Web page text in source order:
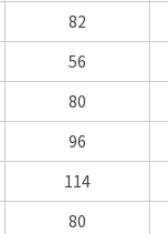
82
56
80
96
114
80